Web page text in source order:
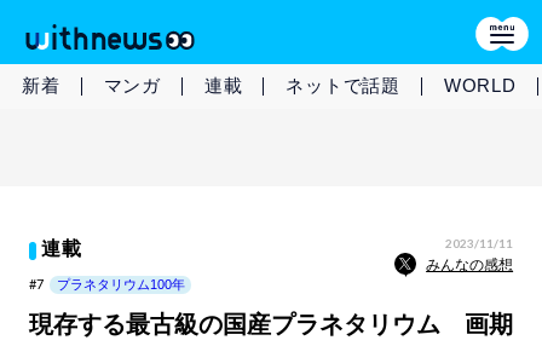
新着 マンガ 連載 ネットで話題 WORLD
連載 2023/11/11
みんなの感想
#7 プラネタリウム100年
現存する最古級の国産プラネタリウム 画期